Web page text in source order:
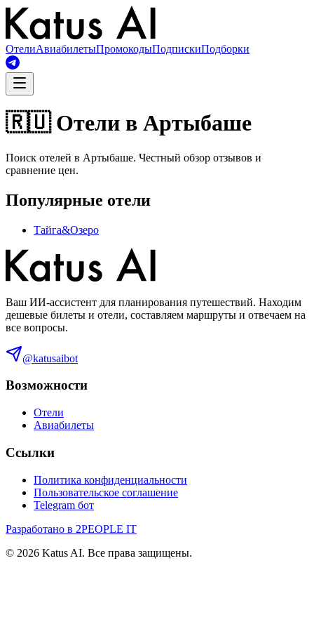
ОтелиАвиабилетыПромокодыПодпискиПодборки
🇷🇺 Отели в Артыбаше
Поиск отелей в Артыбаше. Честный обзор отзывов и
сравнение цен.
Популярные отели
Тайга&Озеро
Ваш ИИ-ассистент для планирования путешествий. Находим
дешевые билеты и отели, составляем маршруты и отвечаем на
все вопросы.
@katusaibot
Возможности
Отели
Авиабилеты
Ссылки
Политика конфиденциальности
Пользовательское соглашение
Telegram бот
Разработано в 2PEOPLE IT
© 2026 Katus AI. Все права защищены.